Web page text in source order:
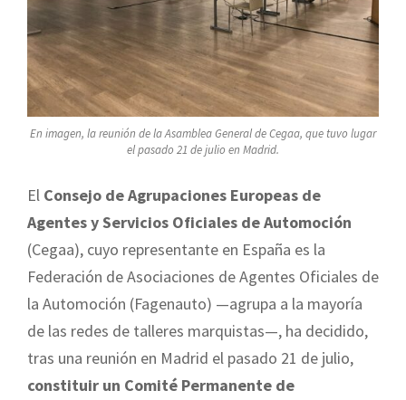
En imagen, la reunión de la Asamblea General de Cegaa, que tuvo lugar
el pasado 21 de julio en Madrid.
El Consejo de Agrupaciones Europeas de
Agentes y Servicios Oficiales de Automoción
(Cegaa), cuyo representante en España es la
Federación de Asociaciones de Agentes Oficiales de
la Automoción (Fagenauto) —agrupa a la mayoría
de las redes de talleres marquistas—, ha decidido,
tras una reunión en Madrid el pasado 21 de julio,
constituir un Comité Permanente de